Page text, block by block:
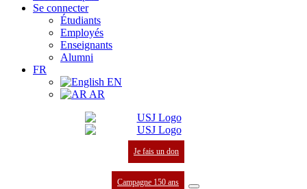
Se connecter
Étudiants
Employés
Enseignants
Alumni
FR
EN
AR
Je fais un don
Campagne 150 ans